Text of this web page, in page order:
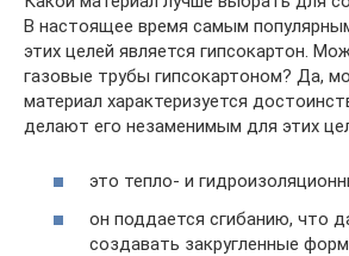
В настоящее время самым
этих целей является гипсокартон.
газовые трубы гипсокартоном? Да,
материал характеризуется
делают его незаменимым для этих
это тепло- и
он поддается сгибанию, что
создавать закругленные